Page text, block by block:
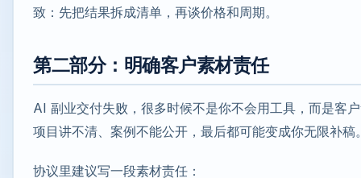
致：先把结果拆成清单，再谈价格和周期。
第二部分：明确客户素材责任
AI 副业交付失败，很多时候不是你不会用工具，而是客
项目讲不清、案例不能公开，最后都可能变成你无限补稿
协议里建议写一段素材责任：